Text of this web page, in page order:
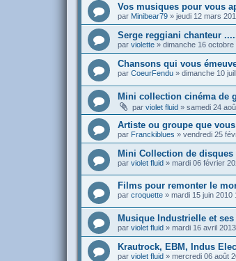
Vos musiques pour vous
par Minibear79 » jeudi 12 mars
Serge reggiani chanteur
par violette » dimanche 16 octobre
Chansons qui vous
par CoeurFendu » dimanche 10
Mini collection cinéma de
par violet fluid » samedi 24
Artiste ou groupe que
par Franckiblues » vendredi 25
Mini Collection de disques
par violet fluid » mardi 06 février
Films pour remonter le
par croquette » mardi 15 juin 2010
Musique Industrielle et
par violet fluid » mardi 16 avril
Krautrock, EBM, Indus
par violet fluid » mercredi 06 août